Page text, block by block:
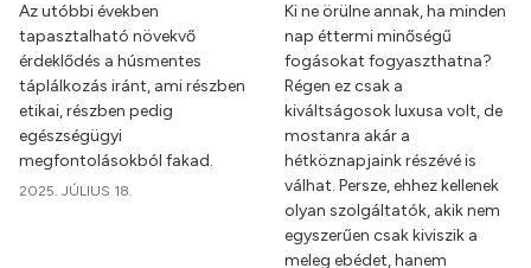
Az utóbbi években
tapasztalható növekvő
érdeklődés a húsmentes
táplálkozás iránt, ami részben
etikai, részben pedig
egészségügyi
megfontolásokból fakad.
2025. JÚLIUS 18.
Ki ne örülne annak, ha minden
nap éttermi minőségű
fogásokat fogyaszthatna?
Régen ez csak a
kiváltságosok luxusa volt, de
mostanra akár a
hétköznapjaink részévé is
válhat. Persze, ehhez kellenek
olyan szolgáltatók, akik nem
egyszerűen csak kiviszik a
meleg ebédet, hanem